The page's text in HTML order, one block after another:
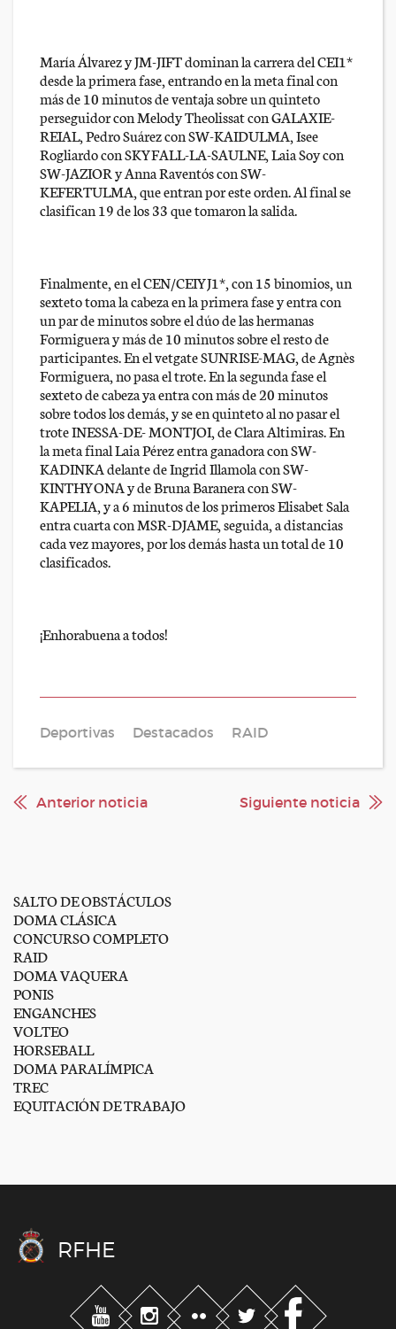
María Álvarez y JM-JIFT dominan la carrera del CEI1*
desde la primera fase, entrando en la meta final con
más de 10 minutos de ventaja sobre un quinteto
perseguidor con Melody Theolissat con GALAXIE-
REIAL, Pedro Suárez con SW-KAIDULMA, Isee
Rogliardo con SKYFALL-LA-SAULNE, Laia Soy con
SW-JAZIOR y Anna Raventós con SW-
KEFERTULMA, que entran por este orden. Al final se
clasifican 19 de los 33 que tomaron la salida.
Finalmente, en el CEN/CEIYJ1*, con 15 binomios, un
sexteto toma la cabeza en la primera fase y entra con
un par de minutos sobre el dúo de las hermanas
Formiguera y más de 10 minutos sobre el resto de
participantes. En el vetgate SUNRISE-MAG, de Agnès
Formiguera, no pasa el trote. En la segunda fase el
sexteto de cabeza ya entra con más de 20 minutos
sobre todos los demás, y se en quinteto al no pasar el
trote INESSA-DE- MONTJOI, de Clara Altimiras. En
la meta final Laia Pérez entra ganadora con SW-
KADINKA delante de Ingrid Illamola con SW-
KINTHYONA y de Bruna Baranera con SW-
KAPELIA, y a 6 minutos de los primeros Elisabet Sala
entra cuarta con MSR-DJAME, seguida, a distancias
cada vez mayores, por los demás hasta un total de 10
clasificados.
¡Enhorabuena a todos!
Deportivas Destacados RAID
Anterior noticia Siguiente noticia
SALTO DE OBSTÁCULOS
DOMA CLÁSICA
CONCURSO COMPLETO
RAID
DOMA VAQUERA
PONIS
ENGANCHES
VOLTEO
HORSEBALL
DOMA PARALÍMPICA
TREC
EQUITACIÓN DE TRABAJO
RFHE